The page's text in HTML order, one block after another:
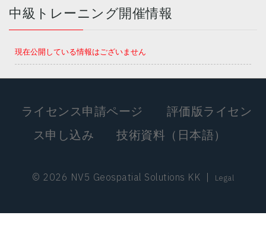
中級トレーニング開催情報
現在公開している情報はございません
ライセンス申請ページ
評価版ライセン
ス申し込み
技術資料（日本語）
© 2026 NV5 Geospatial Solutions KK Legal